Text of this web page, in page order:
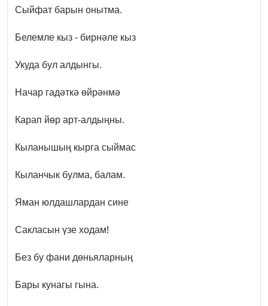
Сыйфат барын онытма.
Белемле кыз - бирнәле кыз
Укуда бул алдынгы.
Начар гадәткә өйрәнмә
Карап йөр арт-алдыңны.
Кыланышың кырга сыймас
Кыланчык булма, балам.
Яман юлдашлардан сине
Сакласын үзе ходам!
Без бу фани дөньяларның
Бары кунагы гына.